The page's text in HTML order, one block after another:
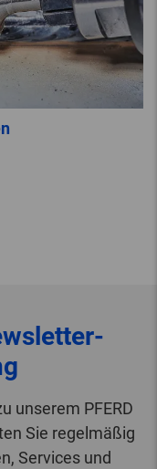
unserem PFERD
Sie regelmäßig
Services und